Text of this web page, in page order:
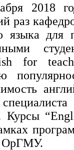
2018
раз
языка для
for
Курсы
ОрГМУ.